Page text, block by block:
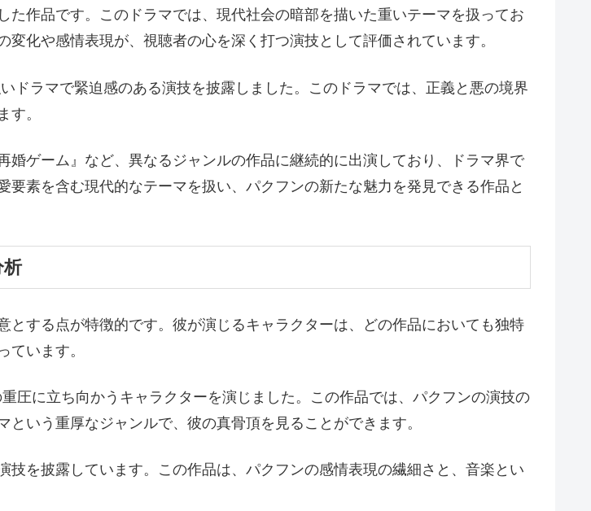
た作品です。このドラマでは、現代社会の暗部を描いた重いテーマを扱ってお
化や感情表現が、視聴者の心を深く打つ演技として評価されています。
ドラマで緊迫感のある演技を披露しました。このドラマでは、正義と悪の境界
す。
ゲーム』など、異なるジャンルの作品に継続的に出演しており、ドラマ界で
素を含む現代的なテーマを扱い、パクフンの新たな魅力を発見できる作品と
する点が特徴的です。彼が演じるキャラクターは、どの作品においても独特
ています。
圧に立ち向かうキャラクターを演じました。この作品では、パクフンの演技の
いう重厚なジャンルで、彼の真骨頂を見ることができます。
技を披露しています。この作品は、パクフンの感情表現の繊細さと、音楽とい